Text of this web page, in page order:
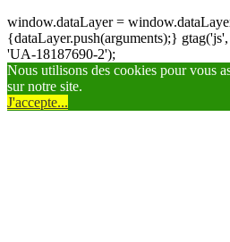
window.dataLayer =
{dataLayer.push(arguments);}
'UA-18187690-2');
Nous utilisons des cookies pour vous
sur notre site.
J'accepte...